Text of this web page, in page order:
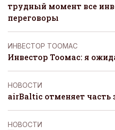
трудный момент все
переговоры
ИНВЕСТОР ТООМАС
Инвестор Тоомас: я
НОВОСТИ
airBaltic отменяет часть
НОВОСТИ